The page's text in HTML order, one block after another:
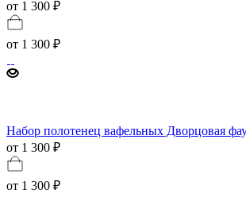
от 1 300 ₽
от 1 300 ₽
Набор полотенец вафельных Дворцовая
от 1 300 ₽
от 1 300 ₽